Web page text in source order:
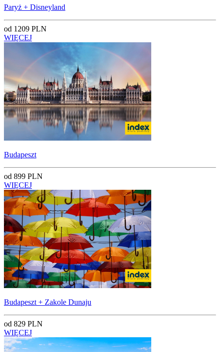
Paryż + Disneyland
od 1209 PLN
WIĘCEJ
Budapeszt
od 899 PLN
WIĘCEJ
Budapeszt + Zakole Dunaju
od 829 PLN
WIĘCEJ